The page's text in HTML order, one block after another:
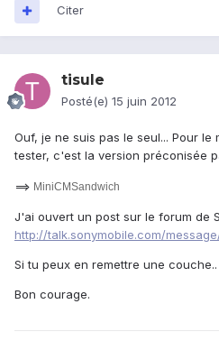
Citer
tisule
Posté(e) 15 juin 2012
Ouf, je ne suis pas le seul... Pour le
tester, c'est la version préconisée
==> MiniCMSandwich
J'ai ouvert un post sur le forum de
http://talk.sonymobile.com/
Si tu peux en remettre une couche..
Bon courage.